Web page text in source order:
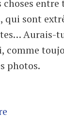
choses entre
qui sont
Aurais-
comme
photos.